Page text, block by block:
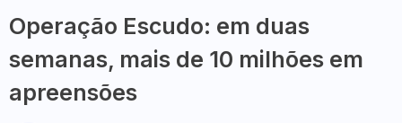
Operação Escudo: em duas
semanas, mais de 10 milhões em
apreensões